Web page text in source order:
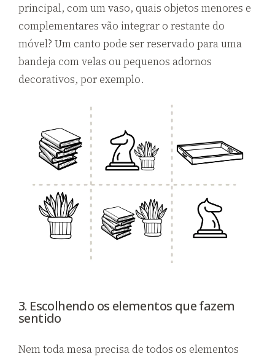
principal, com um vaso, quais objetos menores e
complementares vão integrar o restante do
móvel? Um canto pode ser reservado para uma
bandeja com velas ou pequenos adornos
decorativos, por exemplo.
3. Escolhendo os elementos que fazem
sentido
Nem toda mesa precisa de todos os elementos